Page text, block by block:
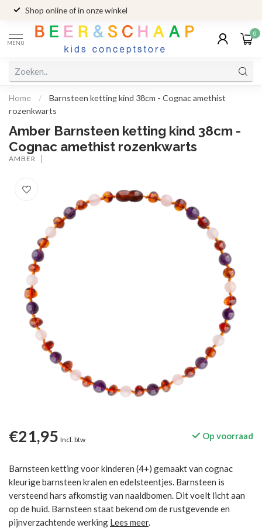
Shop online of in onze winkel
MENU
0
Home /
Barnsteen ketting kind 38cm - Cognac amethist
rozenkwarts
Amber Barnsteen ketting kind 38cm -
Cognac amethist rozenkwarts
AMBER
€21,95 Incl. btw Op voorraad
Barnsteen ketting voor kinderen (4+) gemaakt van cognac
kleurige barnsteen kralen en edelsteentjes. Barnsteen is
versteend hars afkomstig van naaldbomen. Dit voelt licht aan
op de huid. Barnsteen staat bekend om de rustgevende en
pijnverzachtende werking Lees meer.